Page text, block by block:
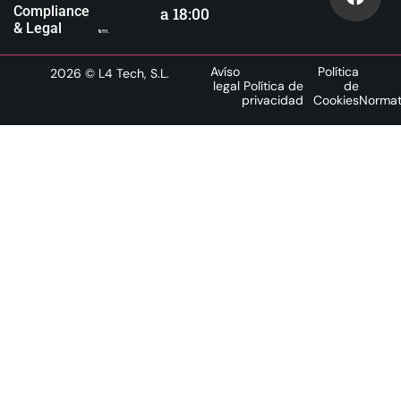
Compliance
& Legal
a 18:00
2026 © L4 Tech, S.L.
Avíso
legal Política de
privacidad
Política
de
Cookies